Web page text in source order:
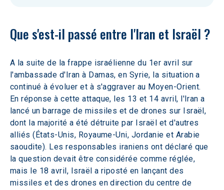
Que s'est-il passé entre l'Iran et Israël ?
A la suite de la frappe israélienne du 1er avril sur
l'ambassade d'Iran à Damas, en Syrie, la situation a
continué à évoluer et à s'aggraver au Moyen-Orient.
En réponse à cette attaque, les 13 et 14 avril, l'Iran a
lancé un barrage de missiles et de drones sur Israël,
dont la majorité a été détruite par Israël et d'autres
alliés (États-Unis, Royaume-Uni, Jordanie et Arabie
saoudite). Les responsables iraniens ont déclaré que
la question devait être considérée comme réglée,
mais le 18 avril, Israël a riposté en lançant des
missiles et des drones en direction du centre de